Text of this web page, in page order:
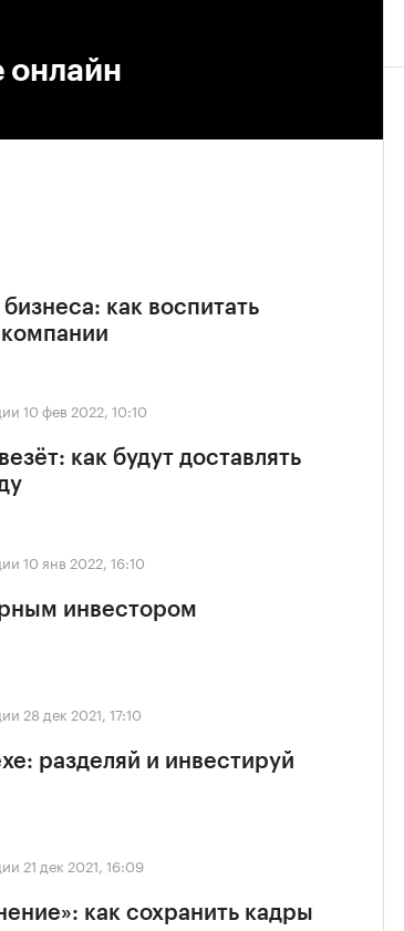
онлайн
как воспитать
10 фев 2022, 10:10
как будут доставлять
10 янв 2022, 16:10
инвестором
28 дек 2021, 17:10
разделяй и инвестируй
21 дек 2021, 16:09
как сохранить кадры